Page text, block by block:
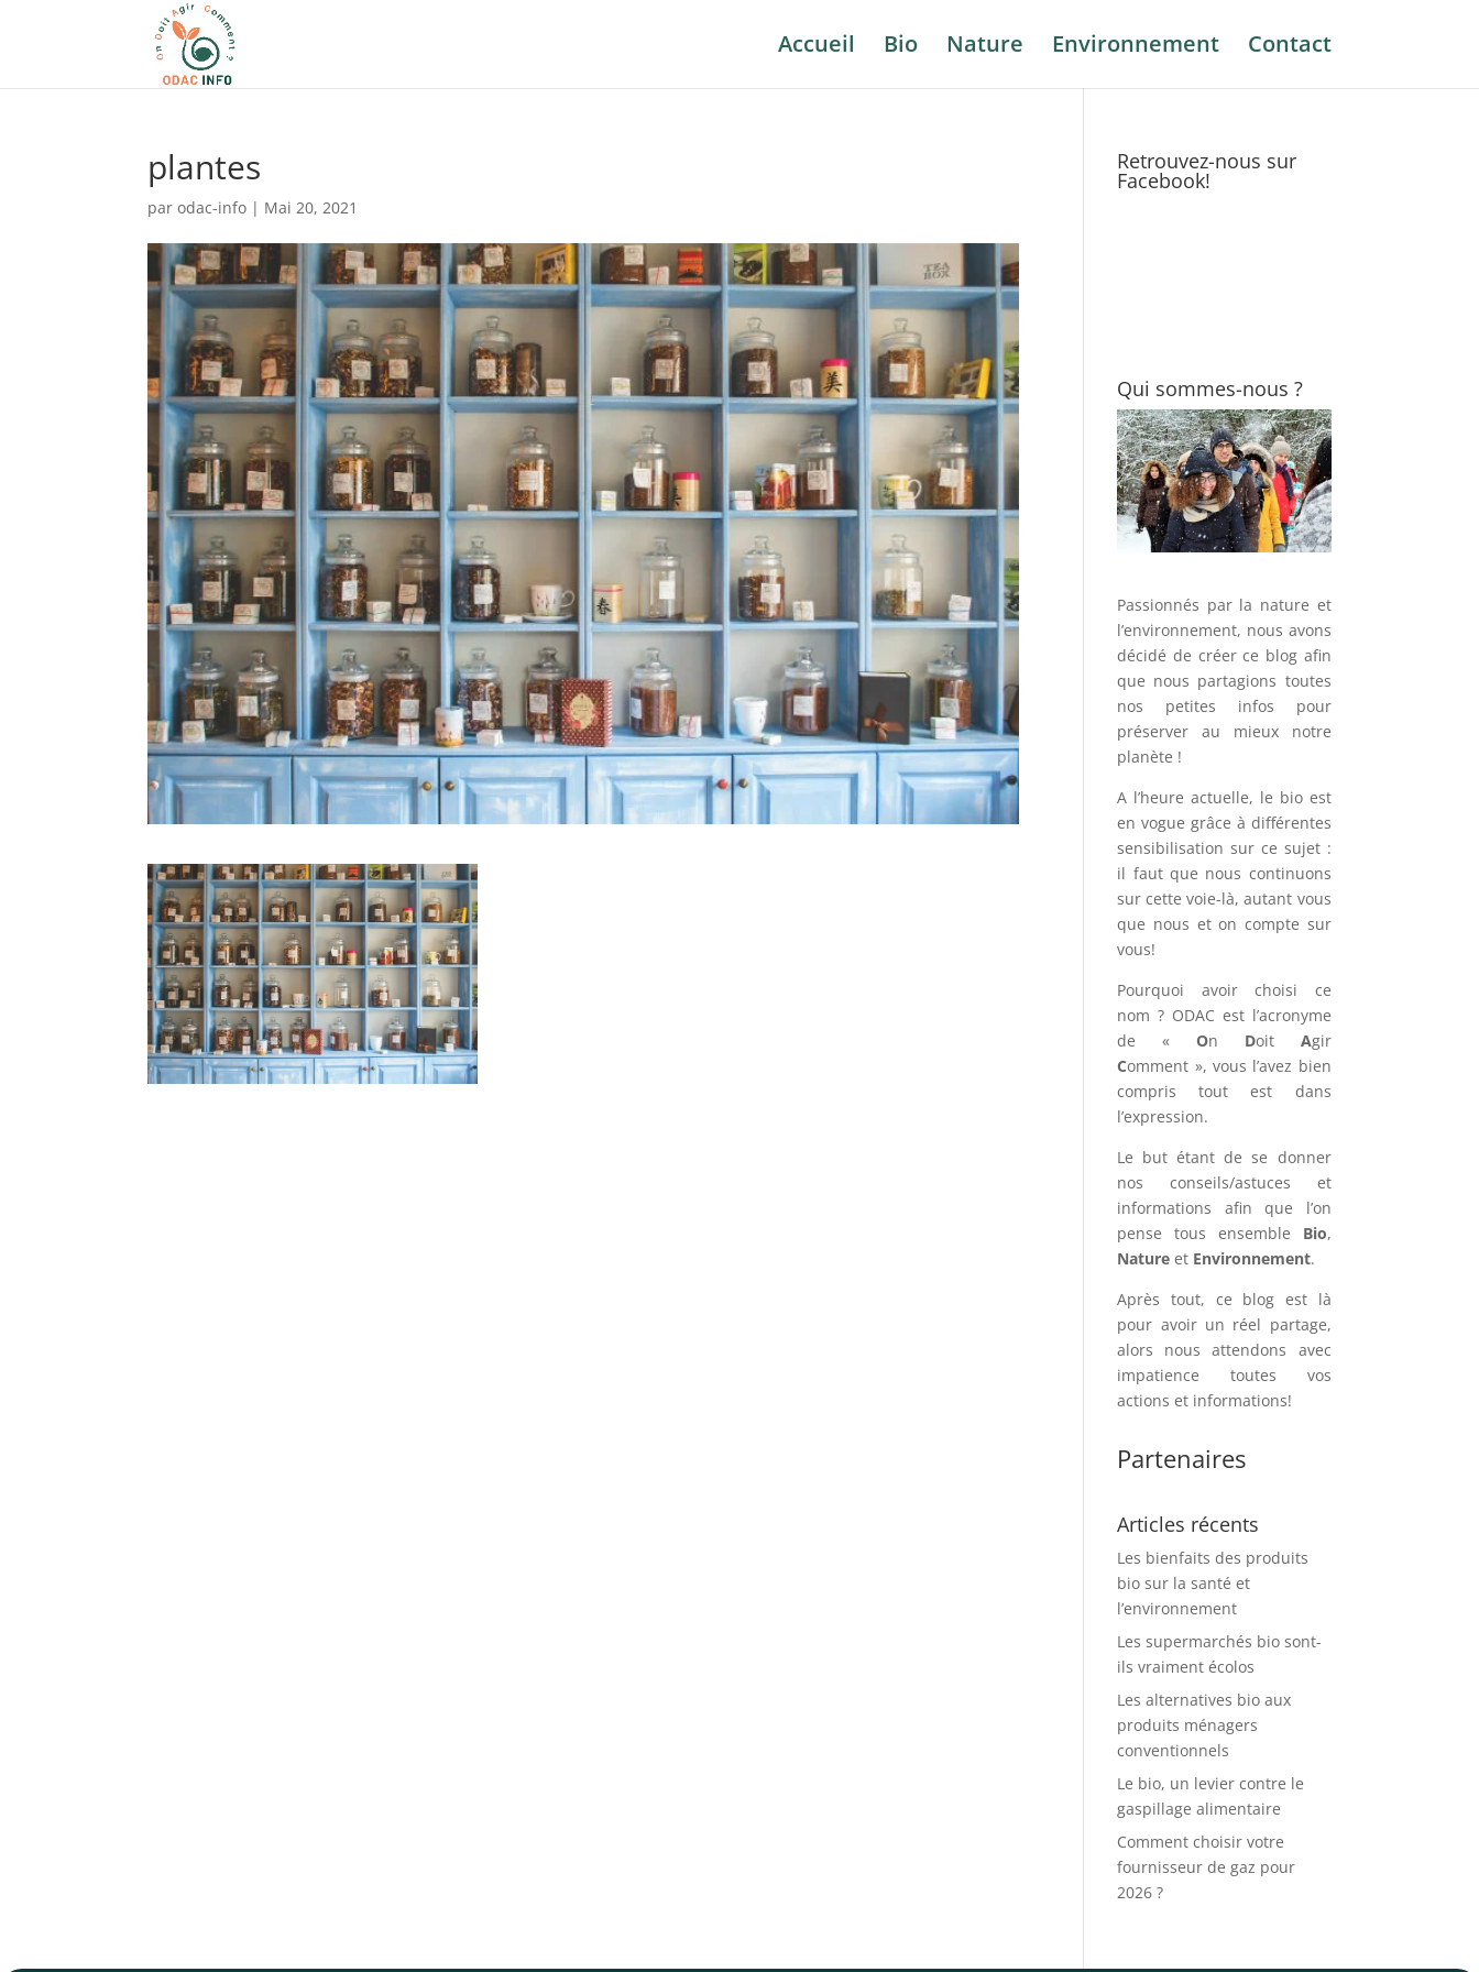
Accueil Bio Nature Environnement Contact
plantes
parodac-info | Mai 20, 2021
Retrouvez-nous sur
Facebook!
Qui sommes-nous ?
Passionnés par la nature et
l’environnement, nous avons
décidé de créer ce blog afin
que nous partagions toutes
nos petites infos pour
préserver au mieux notre
planète !
A l’heure actuelle, le bio est
en vogue grâce à différentes
sensibilisation sur ce sujet :
il faut que nous continuons
sur cette voie-là, autant vous
que nous et on compte sur
vous!
Pourquoi avoir choisi ce
nom ? ODAC est l’acronyme
de « On Doit Agir
Comment », vous l’avez bien
compris tout est dans
l’expression.
Le but étant de se donner
nos conseils/astuces et
informations afin que l’on
pense tous ensemble Bio,
Nature et Environnement.
Après tout, ce blog est là
pour avoir un réel partage,
alors nous attendons avec
impatience toutes vos
actions et informations!
Partenaires
Articles récents
Les bienfaits des produits
bio sur la santé et
l’environnement
Les supermarchés bio sont-
ils vraiment écolos
Les alternatives bio aux
produits ménagers
conventionnels
Le bio, un levier contre le
gaspillage alimentaire
Comment choisir votre
fournisseur de gaz pour
2026 ?